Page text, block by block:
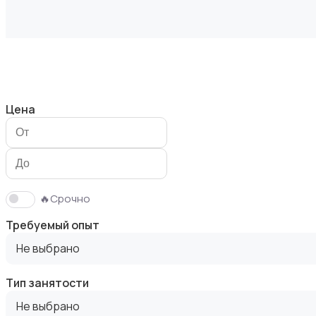
Бытовые услуги и клининг
Цена
🔥Срочно
Требуемый опыт
Не выбрано
Тип занятости
Не выбрано